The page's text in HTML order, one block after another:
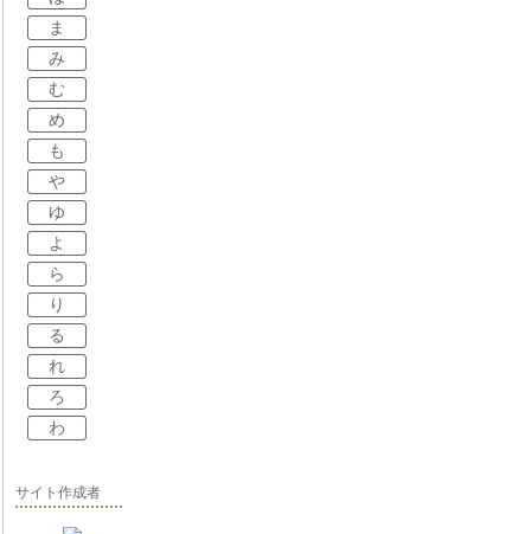
ま
み
む
め
も
や
ゆ
よ
ら
り
る
れ
ろ
わ
サイト作成者